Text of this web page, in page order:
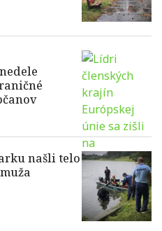
našli telo